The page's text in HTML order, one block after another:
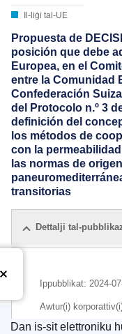
Il-liġi tal-UE
Propuesta de
posición que debe
Europea, en el
entre la Comunidad
Confederación
del Protocolo n.º 3
definición del
los métodos de
con la
las normas de
transitorias
Dettalji tal-
Ippubblikat: 2024-
Awtur(i)
Tassazzjoni u l-
Dan is-sit elettroniku